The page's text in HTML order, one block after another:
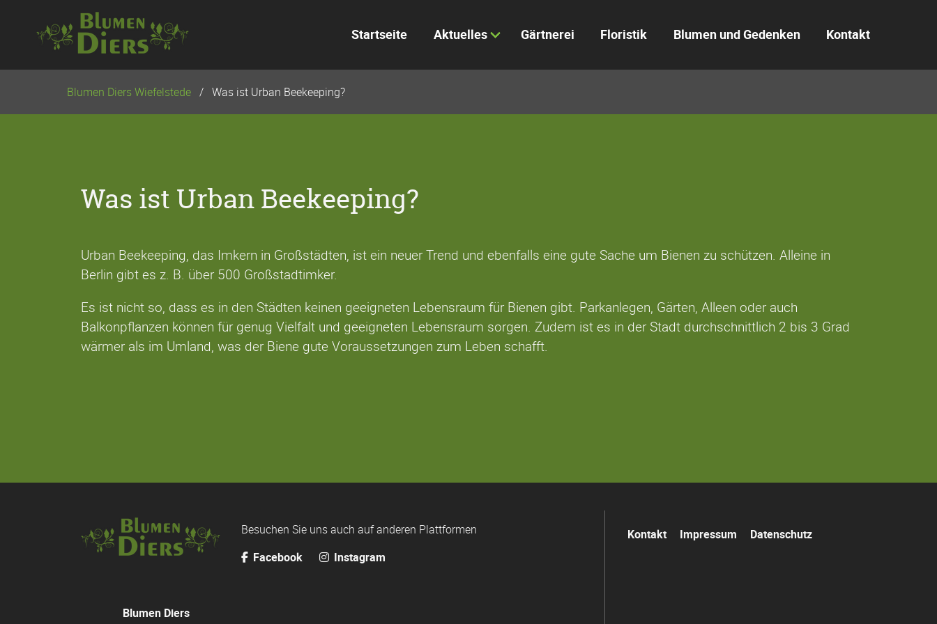
überspringen
Startseite Aktuelles Gärtnerei Floristik Blumen und Gedenken Kontakt
Blumen Diers Wiefelstede Was ist Urban Beekeeping?
Was ist Urban Beekeeping?
Urban Beekeeping, das Imkern in Großstädten, ist ein neuer Trend und ebenfalls eine gute Sache um Bienen zu schützen. Alleine in
Berlin gibt es z. B. über 500 Großstadtimker.
Es ist nicht so, dass es in den Städten keinen geeigneten Lebensraum für Bienen gibt. Parkanlegen, Gärten, Alleen oder auch
Balkonpflanzen können für genug Vielfalt und geeigneten Lebensraum sorgen. Zudem ist es in der Stadt durchschnittlich 2 bis 3 Grad
wärmer als im Umland, was der Biene gute Voraussetzungen zum Leben schafft.
Besuchen Sie uns auch auf anderen Plattformen
Facebook
Instagram
Blumen Diers
Kontakt Impressum Datenschutz